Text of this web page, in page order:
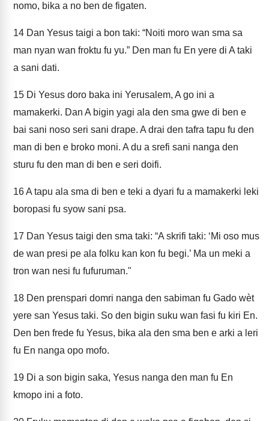
nomo, bika a no ben de figaten.
14 Dan Yesus taigi a bon taki: “Noiti moro wan sma sa
man nyan wan froktu fu yu.” Den man fu En yere di A taki
a sani dati.
15 Di Yesus doro baka ini Yerusalem, A go ini a
mamakerki. Dan A bigin yagi ala den sma gwe di ben e
bai sani noso seri sani drape. A drai den tafra tapu fu den
man di ben e broko moni. A du a srefi sani nanga den
sturu fu den man di ben e seri doifi.
16A tapu ala sma di ben e teki a dyari fu a mamakerki leki
boropasi fu syow sani psa.
17 Dan Yesus taigi den sma taki: “A skrifi taki: ‘Mi oso mus
de wan presi pe ala folku kan kon fu begi.’ Ma un meki a
tron wan nesi fu fufuruman."
18 Den prenspari domri nanga den sabiman fu Gado wèt
yere san Yesus taki. So den bigin suku wan fasi fu kiri En.
Den ben frede fu Yesus, bika ala den sma ben e arki a leri
fu En nanga opo mofo.
19 Di a son bigin saka, Yesus nanga den man fu En
kmopo ini a foto.